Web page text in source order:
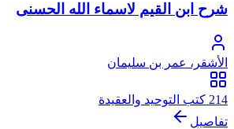
شرح ابن القيم لاسماء الله الحسنى
الأشقر، عمر بن سليمان
214 كتب التوحيد والعقيدة
تفاصيل